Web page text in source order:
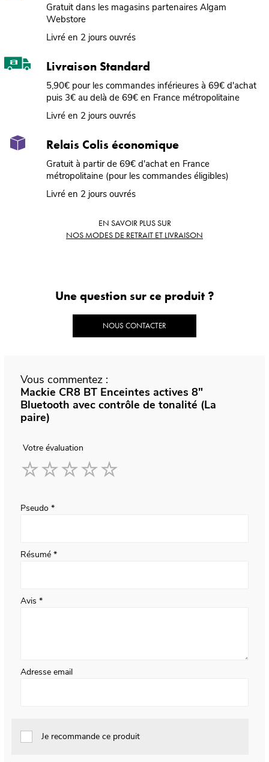
Gratuit dans les magasins partenaires Algam
Webstore
Livré en 2 jours ouvrés
Livraison Standard
5,90€ pour les commandes inférieures à 69€ d'achat
puis 3€ au delà de 69€ en France métropolitaine
Livré en 2 jours ouvrés
Relais Colis économique
Gratuit à partir de 69€ d'achat en France
métropolitaine (pour les commandes éligibles)
Livré en 2 jours ouvrés
EN SAVOIR PLUS SUR
NOS MODES DE RETRAIT ET LIVRAISON
Une question sur ce produit ?
NOUS CONTACTER
Vous commentez :
Mackie CR8 BT Enceintes actives 8"
Bluetooth avec contrôle de tonalité (La
paire)
Votre évaluation
Pseudo
Résumé
Avis
Adresse email
Je recommande ce produit